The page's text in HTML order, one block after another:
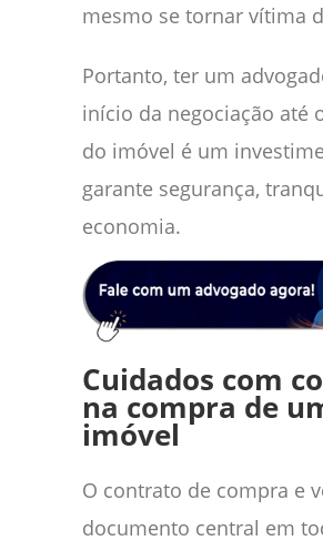
mesmo se tornar vítima
Portanto, ter um
início da negociação até
do imóvel é um
garante segurança,
economia.
Cuidados com
na compra de
imóvel
O contrato de compra e
documento central em